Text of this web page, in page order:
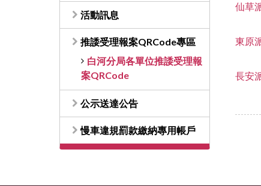
活動訊息
推諉受理報案QRCode專區
白河分局各單位推諉受理報
案QRCode
公示送達公告
慢車違規罰款繳納專用帳戶
仙草
東原
長安